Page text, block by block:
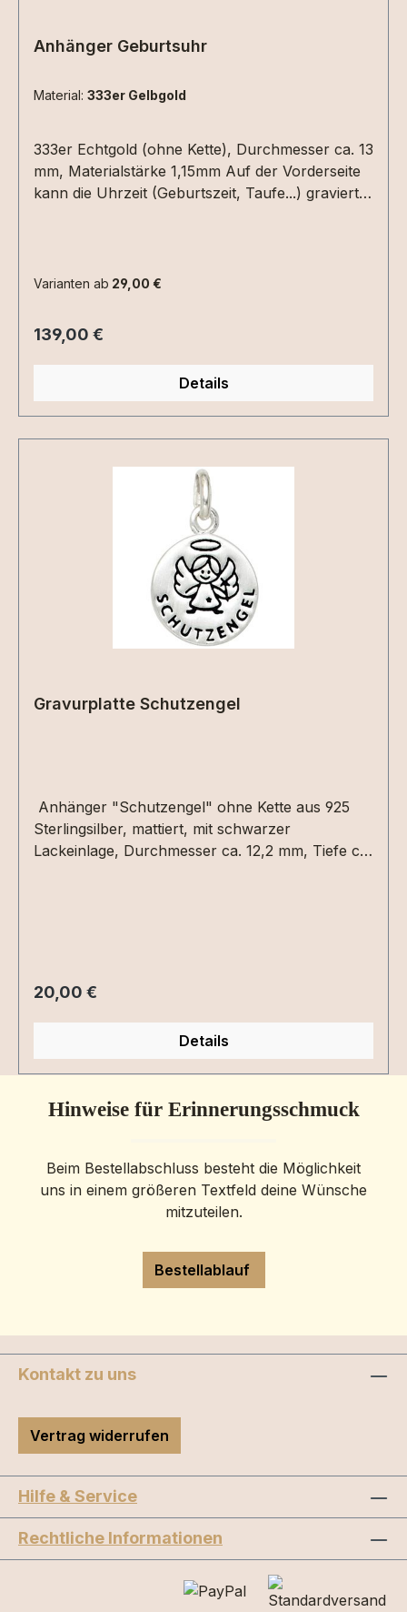
Anhänger Geburtsuhr
Material: 333er Gelbgold
333er Echtgold (ohne Kette), Durchmesser ca. 13
mm, Materialstärke 1,15mm Auf der Vorderseite
kann die Uhrzeit (Geburtszeit, Taufe...) graviert
Zeichen.Bitte die entsprechenden
Varianten ab 29,00 €
Regulärer Preis:
139,00 €
Details
Gravurplatte Schutzengel
Anhänger "Schutzengel" ohne Kette aus 925
Sterlingsilber, mattiert, mit schwarzer
Lackeinlage, Durchmesser ca. 12,2 mm, Tiefe ca.
Regulärer Preis:
20,00 €
Details
Hinweise für Erinnerungsschmuck
Beim Bestellabschluss besteht die Möglichkeit
uns in einem größeren Textfeld deine Wünsche
mitzuteilen.
Bestellablauf
Kontakt zu uns
Vertrag widerrufen
Hilfe & Service
Rechtliche Informationen